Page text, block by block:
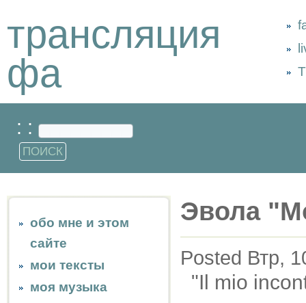
трансляция
фа
: :
обо мне и этом
сайте
мои тексты
моя музыка
Эвола
Posted Втр,
"Il mio